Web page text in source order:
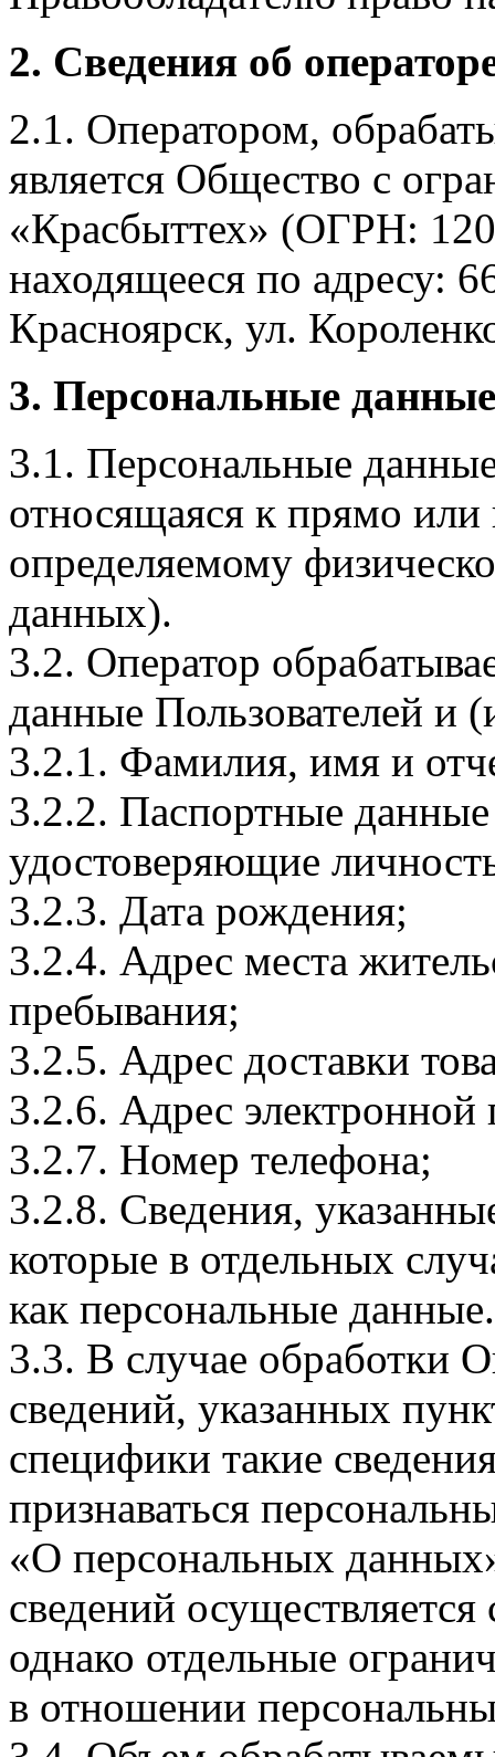
2. Сведения об
2.1. Оператором,
является Общество с
«Красбыттех» (ОГРН:
находящееся по адресу:
Красноярск, ул.
3. Персональные
3.1. Персональные
относящаяся к прямо
определяемому
данных).
3.2. Оператор
данные Пользователей и
3.2.1. Фамилия, имя и
3.2.2. Паспортные
удостоверяющие
3.2.3. Дата рождения;
3.2.4. Адрес места
пребывания;
3.2.5. Адрес доставки
3.2.6. Адрес электронной
3.2.7. Номер телефона;
3.2.8. Сведения,
которые в отдельных
как персональные данные.
3.3. В случае обработки
сведений, указанных
специфики такие
признаваться
«О персональных
сведений
однако отдельные
в отношении